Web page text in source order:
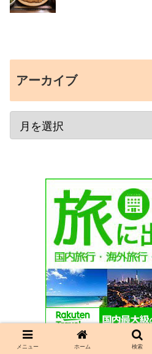
アーカイブ
メニュー ホーム 検索